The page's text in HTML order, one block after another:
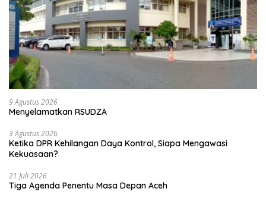
9 Agustus 2026
Menyelamatkan RSUDZA
3 Agustus 2026
Ketika DPR Kehilangan Daya Kontrol, Siapa Mengawasi
Kekuasaan?
21 Juli 2026
Tiga Agenda Penentu Masa Depan Aceh